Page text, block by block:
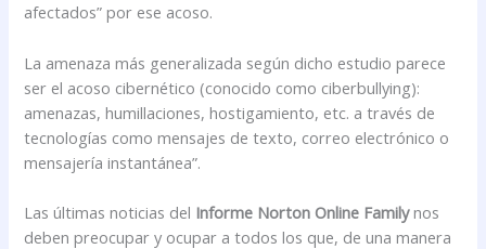
afectados” por ese acoso.
La amenaza más generalizada según dicho estudio parece
ser el acoso cibernético (conocido como ciberbullying):
amenazas, humillaciones, hostigamiento, etc. a través de
tecnologías como mensajes de texto, correo electrónico o
mensajería instantánea”.
Las últimas noticias del Informe Norton Online Familynos
deben preocupar y ocupar a todos los que, de una manera